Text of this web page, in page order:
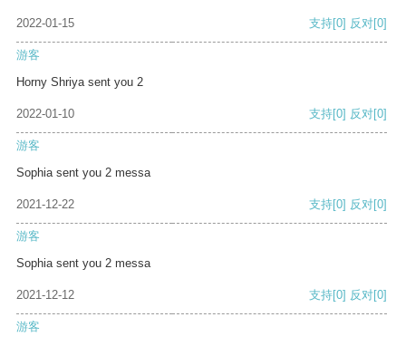
2022-01-15 支持[0] 反对[0]
游客
Horny Shriya sent you 2
2022-01-10 支持[0] 反对[0]
游客
Sophia sent you 2 messa
2021-12-22 支持[0] 反对[0]
游客
Sophia sent you 2 messa
2021-12-12 支持[0] 反对[0]
游客